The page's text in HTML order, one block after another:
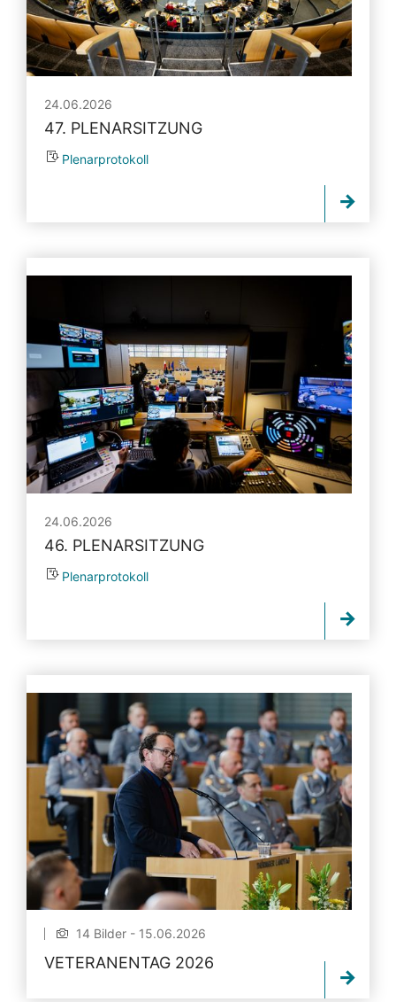
24.06.2026
47. PLENARSITZUNG
Plenarprotokoll
24.06.2026
46. PLENARSITZUNG
Plenarprotokoll
14 Bilder - 15.06.2026
VETERANENTAG 2026